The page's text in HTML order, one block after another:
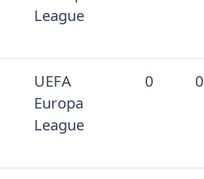
League
UEFA
Europa
League
0 0